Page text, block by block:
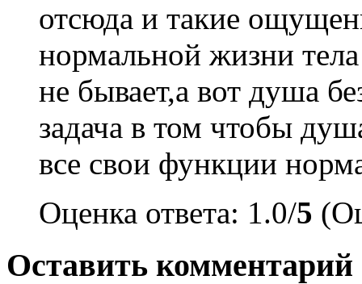
отсюда и такие
нормальной жизни
не бывает,а вот душа
задача в том чтобы
все свои функции
Оценка ответа: 1.0/5
Оставить комментарий